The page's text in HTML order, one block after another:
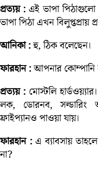
প্রত্যয় : এই ভাপা
ভাপা পিঠা এখন বিলুপ্তপ্রায়
আনিকা :হু, ঠিক বলেছেন।
ফারহান :আপনার কোম্পানি
প্রত্যয় : মোস্টলি
লক, ডোরনব,
ফ্রাইপ্যানও পাওয়া যায়।
ফারহান :এ ব্যাবসায়
না?